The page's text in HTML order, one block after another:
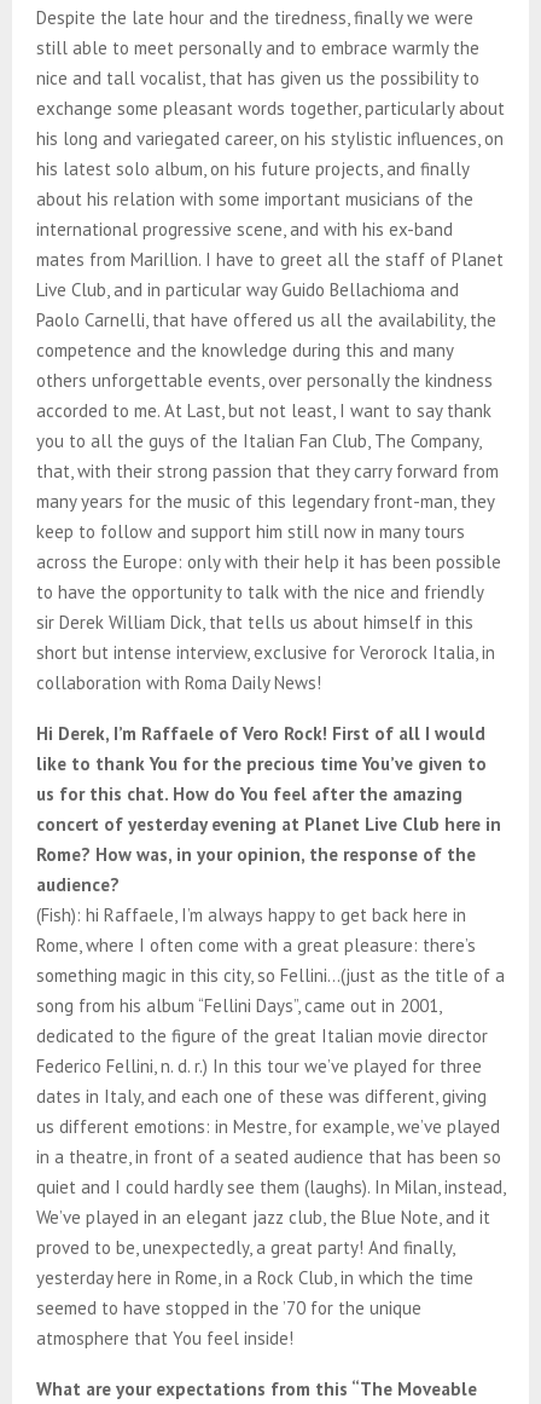
Despite the late hour and the tiredness, finally we were
still able to meet personally and to embrace warmly the
nice and tall vocalist, that has given us the possibility to
exchange some pleasant words together, particularly about
his long and variegated career, on his stylistic influences, on
his latest solo album, on his future projects, and finally
about his relation with some important musicians of the
international progressive scene, and with his ex-band
mates from Marillion. I have to greet all the staff of Planet
Live Club, and in particular way Guido Bellachioma and
Paolo Carnelli, that have offered us all the availability, the
competence and the knowledge during this and many
others unforgettable events, over personally the kindness
accorded to me. At Last, but not least, I want to say thank
you to all the guys of the Italian Fan Club, The Company,
that, with their strong passion that they carry forward from
many years for the music of this legendary front-man, they
keep to follow and support him still now in many tours
across the Europe: only with their help it has been possible
to have the opportunity to talk with the nice and friendly
sir Derek William Dick, that tells us about himself in this
short but intense interview, exclusive for Verorock Italia, in
collaboration with Roma Daily News!
Hi Derek, I’m Raffaele of Vero Rock! First of all I would
like to thank You for the precious time You’ve given to
us for this chat. How do You feel after the amazing
concert of yesterday evening at Planet Live Club here in
Rome? How was, in your opinion, the response of the
audience?
(Fish): hi Raffaele, I’m always happy to get back here in
Rome, where I often come with a great pleasure: there’s
something magic in this city, so Fellini…(just as the title of a
song from his album “Fellini Days”, came out in 2001,
dedicated to the figure of the great Italian movie director
Federico Fellini, n. d. r.) In this tour we’ve played for three
dates in Italy, and each one of these was different, giving
us different emotions: in Mestre, for example, we’ve played
in a theatre, in front of a seated audience that has been so
quiet and I could hardly see them (laughs). In Milan, instead,
We’ve played in an elegant jazz club, the Blue Note, and it
proved to be, unexpectedly, a great party! And finally,
yesterday here in Rome, in a Rock Club, in which the time
seemed to have stopped in the ’70 for the unique
atmosphere that You feel inside!
What are your expectations from this “The Moveable